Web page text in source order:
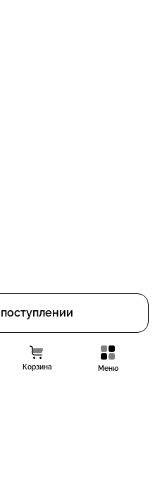
Корзина Меню